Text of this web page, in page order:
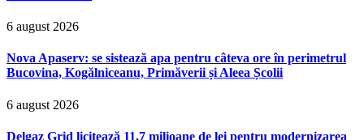
6 august 2026
Nova Apaserv: se sistează apa pentru câteva ore în perimetrul
Bucovina, Kogălniceanu, Primăverii și Aleea Școlii
6 august 2026
Delgaz Grid licitează 11,7 milioane de lei pentru modernizarea